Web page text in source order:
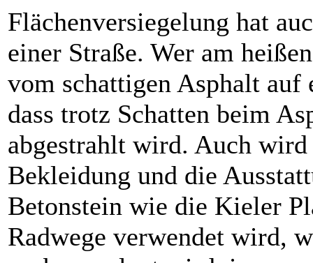
Flächenversiegelung hat
einer Straße. Wer am
vom schattigen Asphalt auf
dass trotz Schatten beim
abgestrahlt wird. Auch
Bekleidung und die
Betonstein wie die Kieler
Radwege verwendet wird,